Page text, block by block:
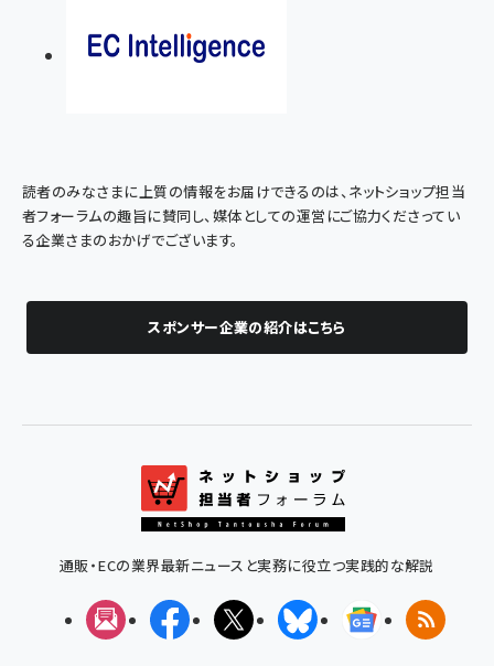
読者のみなさまに上質の情報をお届けできるのは、ネットショップ担当
者フォーラムの趣旨に賛同し、媒体としての運営にご協力くださってい
る企業さまのおかげでございます。
スポンサー企業の紹介はこちら
通販・ECの業界最新ニュースと実務に役立つ実践的な解説
メルマガFacebookX(エックス)BlueskyGoogleニュ
RSS